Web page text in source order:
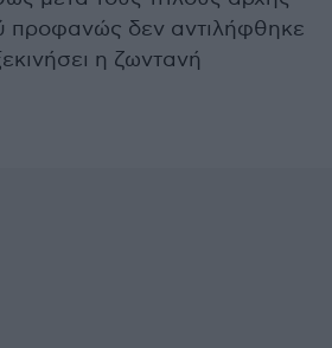
προφανώς δεν αντιλήφθηκε
η ζωντανή